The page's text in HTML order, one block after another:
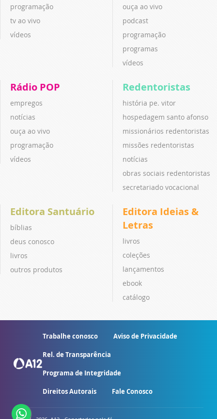
programação
tv ao vivo
vídeos
ouça ao vivo
podcast
programação
programas
vídeos
Rádio POP
empregos
notícias
ouça ao vivo
programação
vídeos
Redentoristas
história pe. vitor
hospedagem santo afonso
missionários redentoristas
missões redentoristas
notícias
obras sociais redentoristas
secretariado vocacional
Editora Santuário
bíblias
deus conosco
livros
outros produtos
Editora Ideias &
Letras
livros
coleções
lançamentos
ebook
catálogo
Trabalhe conosco Aviso de Privacidade
Rel. de Transparência
Programa de Integridade
Direitos Autorais Fale Conosco